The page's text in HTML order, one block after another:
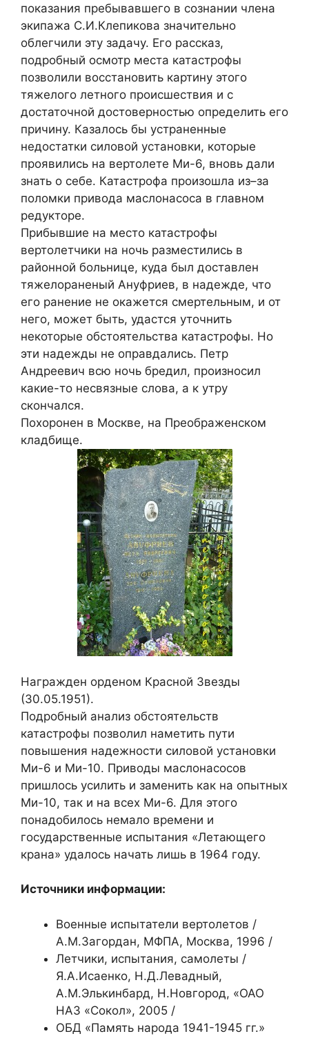
показания пребывавшего в сознании члена
экипажа С.И.Клепикова значительно
облегчили эту задачу. Его рассказ,
подробный осмотр места катастрофы
позволили восстановить картину этого
тяжелого летного происшествия и с
достаточной достоверностью определить его
причину. Казалось бы устраненные
недостатки силовой установки, которые
проявились на вертолете Ми-6, вновь дали
знать о себе. Катастрофа произошла из–за
поломки привода маслонасоса в главном
редукторе.
Прибывшие на место катастрофы
вертолетчики на ночь разместились в
районной больнице, куда был доставлен
тяжелораненый Ануфриев, в надежде, что
его ранение не окажется смертельным, и от
него, может быть, удастся уточнить
некоторые обстоятельства катастрофы. Но
эти надежды не оправдались. Петр
Андреевич всю ночь бредил, произносил
какие-то несвязные слова, а к утру
скончался.
Похоронен в Москве, на Преображенском
кладбище.
Награжден орденом Красной Звезды
(30.05.1951).
Подробный анализ обстоятельств
катастрофы позволил наметить пути
повышения надежности силовой установки
Ми-6 и Ми-10. Приводы маслонасосов
пришлось усилить и заменить как на опытных
Ми-10, так и на всех Ми-6. Для этого
понадобилось немало времени и
государственные испытания «Летающего
крана» удалось начать лишь в 1964 году.
Источники информации:
Военные испытатели вертолетов /
А.М.Загордан, МФПА, Москва, 1996 /
Летчики, испытания, самолеты /
Я.А.Исаенко, Н.Д.Левадный,
А.М.Элькинбард, Н.Новгород, «ОАО
НАЗ «Сокол», 2005 /
ОБД «Память народа 1941-1945 гг.»